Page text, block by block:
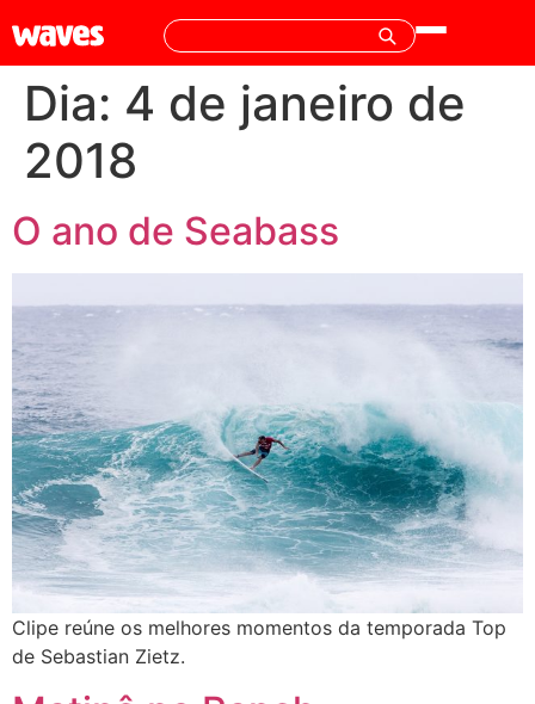
Dia: 4 de janeiro de
2018
O ano de Seabass
Clipe reúne os melhores momentos da temporada Top
de Sebastian Zietz.